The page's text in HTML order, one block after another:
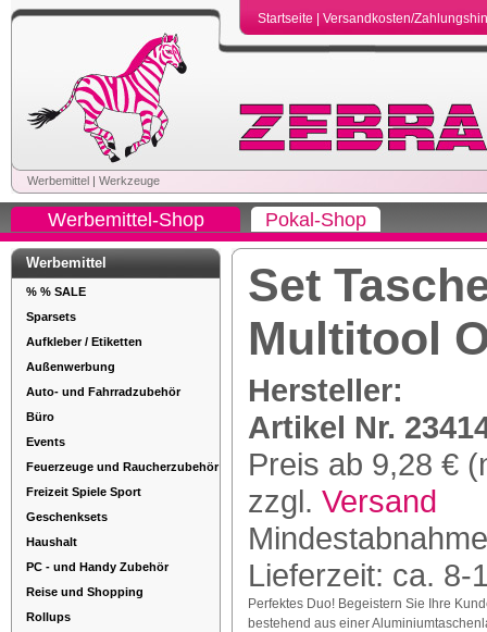
Startseite Versandkosten/
Werbemittel | Werkzeuge
Werbemittel-Shop Pokal-Shop
Werbemittel
% % SALE
Sparsets
Aufkleber / Etiketten
Außenwerbung
Auto- und Fahrradzubehör
Büro
Events
Feuerzeuge und Raucherzubehör
Freizeit Spiele Sport
Geschenksets
Haushalt
PC - und Handy Zubehör
Reise und Shopping
Rollups
Set
Multitool
Hersteller:
Artikel Nr.
Preis ab 9,28 €
zzgl. Versand
Lieferzeit: ca. 8-
Perfektes Duo! Begeistern Sie Ihre
bestehend aus einer